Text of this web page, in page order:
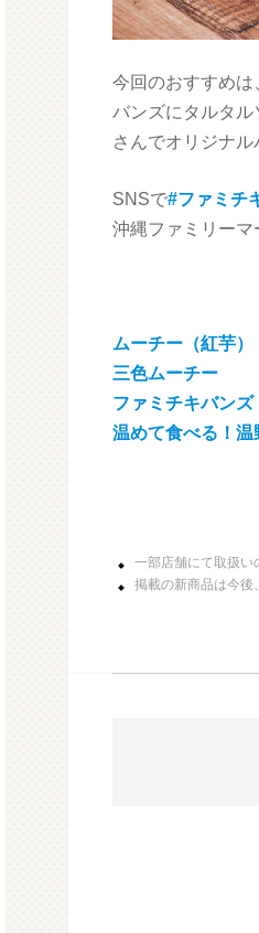
今回のおすすめは
バンズにタルタ
さんでオリジナル
SNSで#ファミチ
沖縄ファミリーマ
ムーチー（紅芋）
三色ムーチー
ファミチキバンズ
温めて食べる！温
一部店舗にて取扱い
掲載の新商品は今後